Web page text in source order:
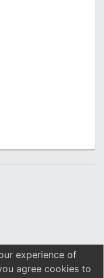
experience of
agree cookies to